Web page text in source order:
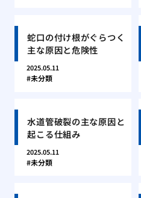
蛇口の付け根がぐらつく
主な原因と危険性
2025.05.11
未分類
水道管破裂の主な原因と
起こる仕組み
2025.05.11
未分類